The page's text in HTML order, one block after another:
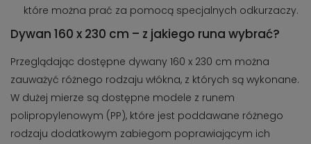
które można prać za pomocą specjalnych odkurzaczy.
Dywan 160 x 230 cm – z jakiego runa wybrać?
Przeglądając dostępne dywany 160 x 230 cm można
zauważyć różnego rodzaju włókna, z których są wykonane.
W dużej mierze są dostępne modele z runem
polipropylenowym (PP), które jest poddawane różnego
rodzaju dodatkowym zabiegom poprawiającym ich